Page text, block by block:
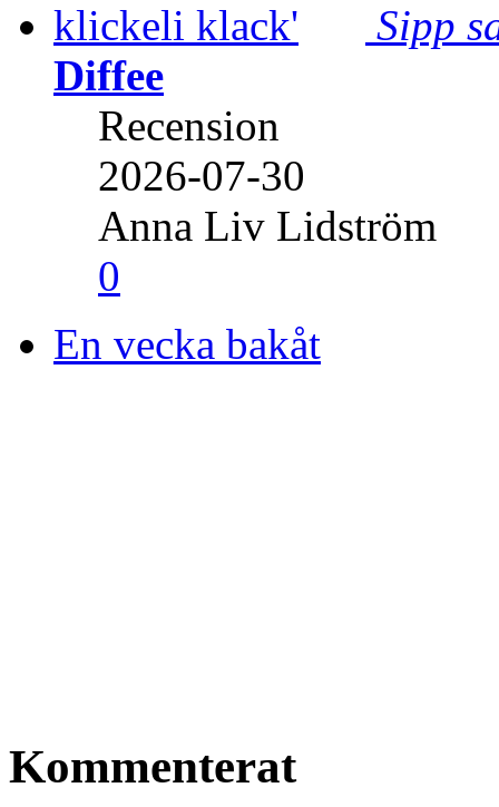
Sipp
Diffee
Recension
2026-07-30
Anna Liv Lidström
0
En vecka bakåt
Kommenterat